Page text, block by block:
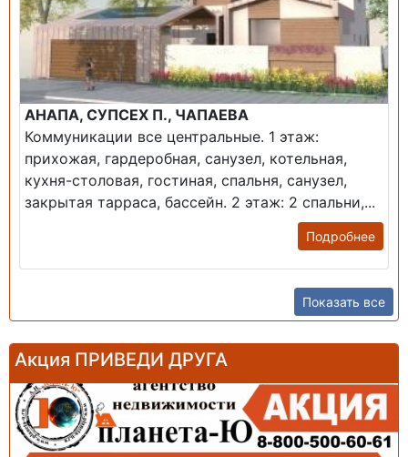
АНАПА, СУПСЕХ П., ЧАПАЕВА
Коммуникации все центральные. 1 этаж:
прихожая, гардеробная, санузел, котельная,
кухня-столовая, гостиная, спальня, санузел,
закрытая тарраса, бассейн. 2 этаж: 2 спальни,...
Подробнее
Показать все
Акция ПРИВЕДИ ДРУГА